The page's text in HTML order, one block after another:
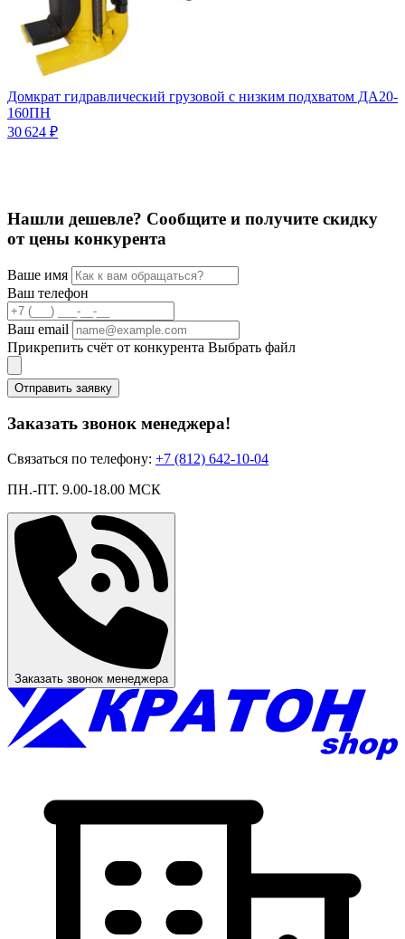
Домкрат гидравлический грузовой с низким подхватом ДА20-
160ПН
30 624 ₽
Нашли дешевле? Сообщите и получите скидку
от цены конкурента
Ваше имя
Ваш телефон
Ваш email
Прикрепить счёт от конкурента Выбрать файл
Отправить заявку
Заказать звонок менеджера!
Связаться по телефону: +7 (812) 642-10-04
ПН.-ПТ. 9.00-18.00 МСК
Заказать звонок менеджера